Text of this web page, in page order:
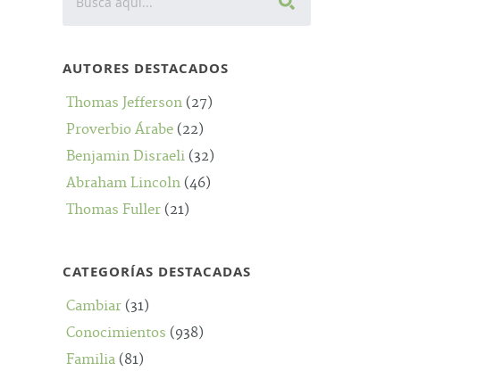
AUTORES DESTACADOS
Thomas Jefferson (27)
Proverbio Árabe (22)
Benjamin Disraeli (32)
Abraham Lincoln (46)
Thomas Fuller (21)
CATEGORÍAS DESTACADAS
Cambiar (31)
Conocimientos (938)
Familia (81)